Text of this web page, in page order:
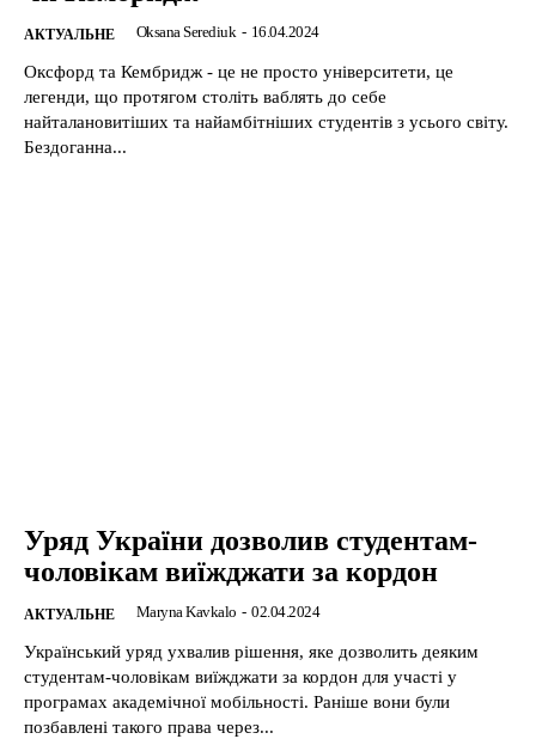
АКТУАЛЬНЕ Oksana Serediuk - 16.04.2024
Оксфорд та Кембридж - це не просто університети, це
легенди, що протягом століть ваблять до себе
найталановитіших та найамбітніших студентів з усього світу.
Бездоганна...
Уряд України дозволив студентам-
чоловікам виїжджати за кордон
АКТУАЛЬНЕ Maryna Kavkalo - 02.04.2024
Український уряд ухвалив рішення, яке дозволить деяким
студентам-чоловікам виїжджати за кордон для участі у
програмах академічної мобільності. Раніше вони були
позбавлені такого права через...